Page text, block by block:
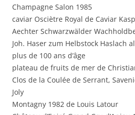
Champagne Salon 1985
caviar Osciètre Royal de Caviar
Aechter Schwarzwälder
Joh. Haser zum Helbstock Haslach
plus de 100 ans d’âge
plateau de fruits de mer de
Clos de la Coulée de Serrant,
Joly
Montagny 1982 de Louis Latour